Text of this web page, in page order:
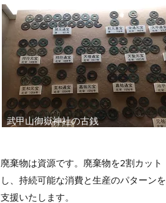
武甲山御嶽神社の古銭
廃棄物は資源です。廃棄物を2割カット
し、持続可能な消費と生産のパターンを
支援いたします。